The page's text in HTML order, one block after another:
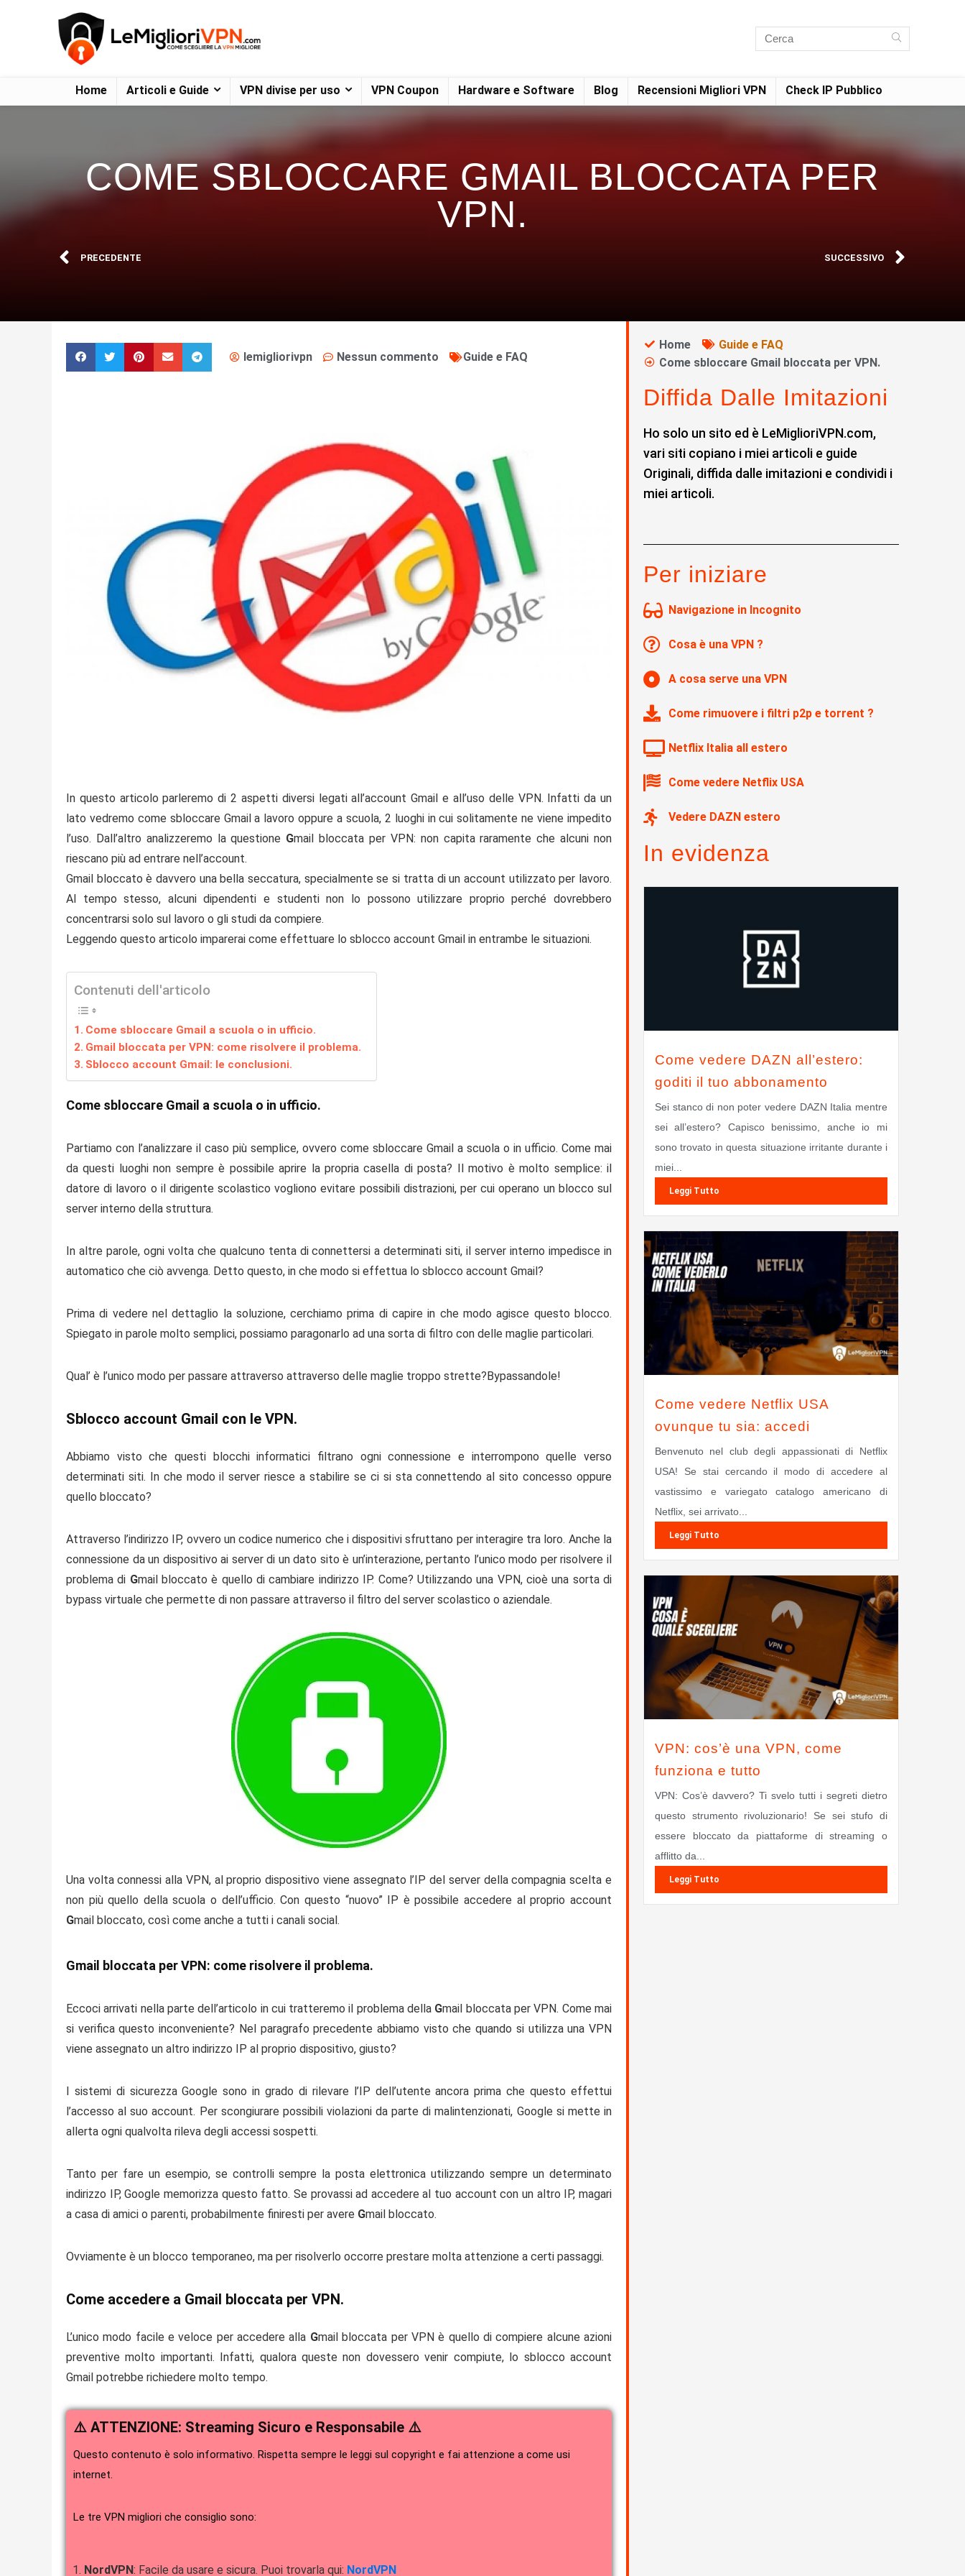
Home Articoli e Guide VPN divise per uso VPN Coupon Hardware e Software Blog Recensioni Migliori VPN Check IP Pubblico
COME SBLOCCARE GMAIL BLOCCATA PER
VPN.
PRECEDENTE SUCCESSIVO
lemigliorivpn Nessun commento Guide e FAQ
In questo articolo parleremo di 2 aspetti diversi legati all’account Gmail e all’uso delle VPN. Infatti da un
lato vedremo come sbloccare Gmaila lavoro oppure a scuola, 2 luoghi in cui solitamente ne viene impedito
l’uso. Dall’altro analizzeremo la questione Gmail bloccata per VPN: non capita raramente che alcuni non
riescano più ad entrare nell’account.
Gmail bloccato è davvero una bella seccatura, specialmente se si tratta di un account utilizzato per lavoro.
Al tempo stesso, alcuni dipendenti e studenti non lo possono utilizzare proprio perché dovrebbero
concentrarsi solo sul lavoro o gli studi da compiere.
Leggendo questo articolo imparerai come effettuare lo sblocco account Gmail in entrambe le situazioni.
Contenuti dell'articolo
Come sbloccare Gmail a scuola o in ufficio.
Gmail bloccata per VPN: come risolvere il problema.
Sblocco account Gmail: le conclusioni.
Come sbloccare Gmail a scuola o in ufficio.
Partiamo con l’analizzare il caso più semplice, ovvero come sbloccare Gmail a scuola o in ufficio. Come mai
da questi luoghi non sempre è possibile aprire la propria casella di posta? Il motivo è molto semplice: il
datore di lavoro o il dirigente scolastico vogliono evitare possibili distrazioni, per cui operano un blocco sul
server interno della struttura.
In altre parole, ogni volta che qualcuno tenta di connettersi a determinati siti, il server interno impedisce in
automatico che ciò avvenga. Detto questo, in che modo si effettua lo sblocco account Gmail?
Prima di vedere nel dettaglio la soluzione, cerchiamo prima di capire in che modo agisce questo blocco.
Spiegato in parole molto semplici, possiamo paragonarlo ad una sorta di filtro con delle maglie particolari.
Qual’ è l’unico modo per passare attraverso attraverso delle maglie troppo strette?Bypassandole!
Sblocco account Gmail con le VPN.
Abbiamo visto che questi blocchi informatici filtrano ogni connessione e interrompono quelle verso
determinati siti. In che modo il server riesce a stabilire se ci si sta connettendo al sito concesso oppure
quello bloccato?
Attraverso l’indirizzo IP, ovvero un codice numerico che i dispositivi sfruttano per interagire tra loro. Anche la
connessione da un dispositivo ai server di un dato sito è un’interazione, pertanto l’unico modo per risolvere il
problema di Gmail bloccato è quello di cambiare indirizzo IP. Come? Utilizzando una VPN, cioè una sorta di
bypass virtuale che permette di non passare attraverso il filtro del server scolastico o aziendale.
Una volta connessi alla VPN, al proprio dispositivo viene assegnato l’IP del server della compagnia scelta e
non più quello della scuola o dell’ufficio. Con questo “nuovo” IP è possibile accedere al proprio account
Gmail bloccato, così come anche a tutti i canali social.
Gmail bloccata per VPN: come risolvere il problema.
Eccoci arrivati nella parte dell’articolo in cui tratteremo il problema della Gmail bloccata per VPN. Come mai
si verifica questo inconveniente? Nel paragrafo precedente abbiamo visto che quando si utilizza una VPN
viene assegnato un altro indirizzo IP al proprio dispositivo, giusto?
I sistemi di sicurezza Google sono in grado di rilevare l’IP dell’utente ancora prima che questo effettui
l’accesso al suo account. Per scongiurare possibili violazioni da parte di malintenzionati, Google si mette in
allerta ogni qualvolta rileva degli accessi sospetti.
Tanto per fare un esempio, se controlli sempre la posta elettronica utilizzando sempre un determinato
indirizzo IP, Google memorizza questo fatto. Se provassi ad accedere al tuo account con un altro IP, magari
a casa di amici o parenti, probabilmente finiresti per avere Gmail bloccato.
Ovviamente è un blocco temporaneo, ma per risolverlo occorre prestare molta attenzione a certi passaggi.
Come accedere a Gmail bloccata per VPN.
L’unico modo facile e veloce per accedere alla Gmail bloccata per VPNè quello di compiere alcune azioni
preventive molto importanti. Infatti, qualora queste non dovessero venir compiute, lo sblocco account
Gmail potrebbe richiedere molto tempo.
⚠️ ATTENZIONE: Streaming Sicuro e Responsabile ⚠️
Questo contenuto è solo informativo. Rispetta sempre le leggi sul copyright e fai attenzione a come usi
internet.
Le tre VPN migliori che consiglio sono:
NordVPN: Facile da usare e sicura. Puoi trovarla qui: NordVPN
Home
Guide e FAQ
Come sbloccare Gmail bloccata per VPN.
Diffida Dalle Imitazioni
Ho solo un sito ed è LeMiglioriVPN.com,
vari siti copiano i miei articoli e guide
Originali, diffida dalle imitazioni e condividi i
miei articoli.
Per iniziare
Navigazione in Incognito
Cosa è una VPN ?
A cosa serve una VPN
Come rimuovere i filtri p2p e torrent ?
Netflix Italia all estero
Come vedere Netflix USA
Vedere DAZN estero
In evidenza
Come vedere DAZN all’estero:
goditi il tuo abbonamento
Sei stanco di non poter vedere DAZN Italia mentre
sei all’estero? Capisco benissimo, anche io mi
sono trovato in questa situazione irritante durante i
miei...
Leggi Tutto
Come vedere Netflix USA
ovunque tu sia: accedi
Benvenuto nel club degli appassionati di Netflix
USA! Se stai cercando il modo di accedere al
vastissimo e variegato catalogo americano di
Netflix, sei arrivato...
Leggi Tutto
VPN: cos’è una VPN, come
funziona e tutto
VPN: Cos’è davvero? Ti svelo tutti i segreti dietro
questo strumento rivoluzionario! Se sei stufo di
essere bloccato da piattaforme di streaming o
afflitto da...
Leggi Tutto